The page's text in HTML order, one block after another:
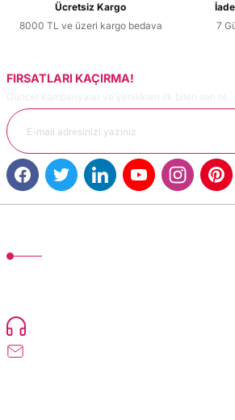
Ücretsiz Kargo
8000 TL ve üzeri kargo bedava
7
FIRSATLARI KAÇIRMA!